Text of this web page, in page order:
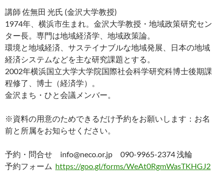
講師 佐無田 光氏 (金沢大学教授)
1974年、横浜市生まれ。金沢大学教授・地域政策研究セン
ター長。専門は地域経済学、地域政策論。
環境と地域経済、サステイナブルな地域発展、日本の地域
経済システムなどを主な研究課題とする。
2002年横浜国立大学大学院国際社会科学研究科博士後期課
程修了、博士（経済学）。
金沢まち・ひと会議メンバー。
※資料の用意のためできるだけ予約をお願いします：お名
前と所属をお知らせください。
予約・問合せ info@neco.or.jp 090-9965-2374 浅輪
予約フォーム https://goo.gl/forms/WeAt0RgmWasTKHGJ2